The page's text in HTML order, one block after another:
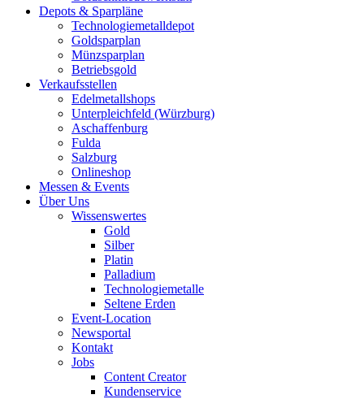
Depots & Sparpläne
Technologiemetalldepot
Goldsparplan
Münzsparplan
Betriebsgold
Verkaufsstellen
Edelmetallshops
Unterpleichfeld (Würzburg)
Aschaffenburg
Fulda
Salzburg
Onlineshop
Messen & Events
Über Uns
Wissenswertes
Gold
Silber
Platin
Palladium
Technologiemetalle
Seltene Erden
Event-Location
Newsportal
Kontakt
Jobs
Content Creator
Kundenservice